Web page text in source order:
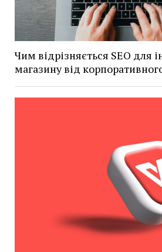
Чим відрізняється SEO для
магазину від